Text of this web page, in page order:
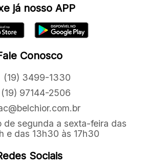
já nosso APP
Conosco
(19) 3499-1330
(19) 97144-2506
de segunda a sexta-feira das
e das 13h30 às 17h30
Sociais